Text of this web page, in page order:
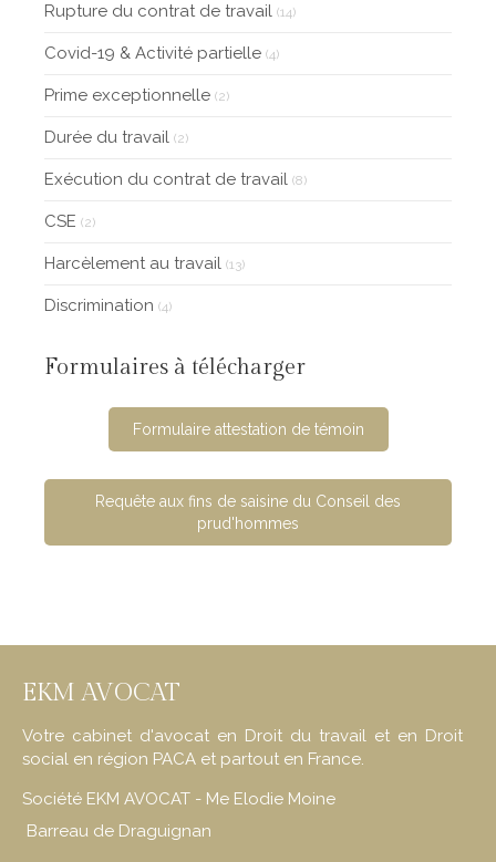
Rupture du contrat de travail (14)
Covid-19 & Activité partielle (4)
Prime exceptionnelle (2)
Durée du travail (2)
Exécution du contrat de travail (8)
CSE (2)
Harcèlement au travail (13)
Discrimination (4)
Formulaires à télécharger
Formulaire attestation de témoin
Requête aux fins de saisine du Conseil des
prud'hommes
EKM AVOCAT
Votre cabinet d'avocat en Droit du travail et en Droit
social en région PACA et partout en France.
Société EKM AVOCAT - Me Elodie Moine
Barreau de Draguignan